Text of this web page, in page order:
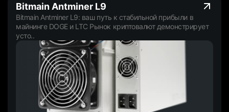
Bitmain Antminer L9
Bitmain Antminer L9: ваш путь к стабильной прибыли в
майнинге DOGE и LTC Рынок криптовалют демонстрирует
усто..